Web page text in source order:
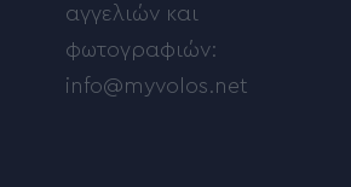
αγγελιών και
φωτογραφιών:
info@myvolos.net